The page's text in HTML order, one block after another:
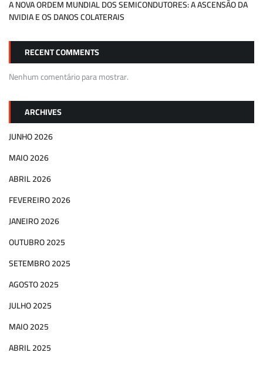
A NOVA ORDEM MUNDIAL DOS SEMICONDUTORES: A ASCENSÃO DA
NVIDIA E OS DANOS COLATERAIS
RECENT COMMENTS
Nenhum comentário para mostrar.
ARCHIVES
JUNHO 2026
MAIO 2026
ABRIL 2026
FEVEREIRO 2026
JANEIRO 2026
OUTUBRO 2025
SETEMBRO 2025
AGOSTO 2025
JULHO 2025
MAIO 2025
ABRIL 2025